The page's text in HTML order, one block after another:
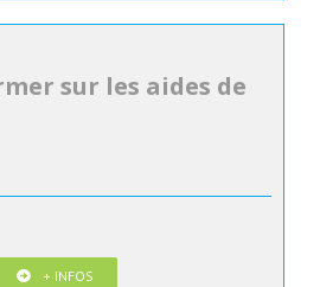
sur les aides de
+ INFOS